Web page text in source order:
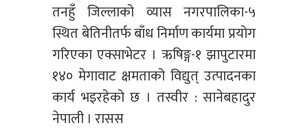
तनहुँ जिल्लाको व्यास नगरपालिका-५
स्थित बेतिनीतर्फ बाँध निर्माण कार्यमा प्रयोग
गरिएका एक्साभेटर । ऋषिङ्ग-१ झापुटारमा
१४० मेगावाट क्षमताको विद्युत् उत्पादनका
कार्य भइरहेको छ । तस्वीर : सानेबहादुर
नेपाली । रासस